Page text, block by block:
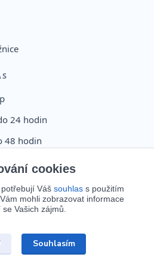
24 hodin
48 hodin
Kč
práva vyhrazena.
cookies
Váš souhlas s použitím
mohli zobrazovat informace
Vašich zájmů.
Souhlasím